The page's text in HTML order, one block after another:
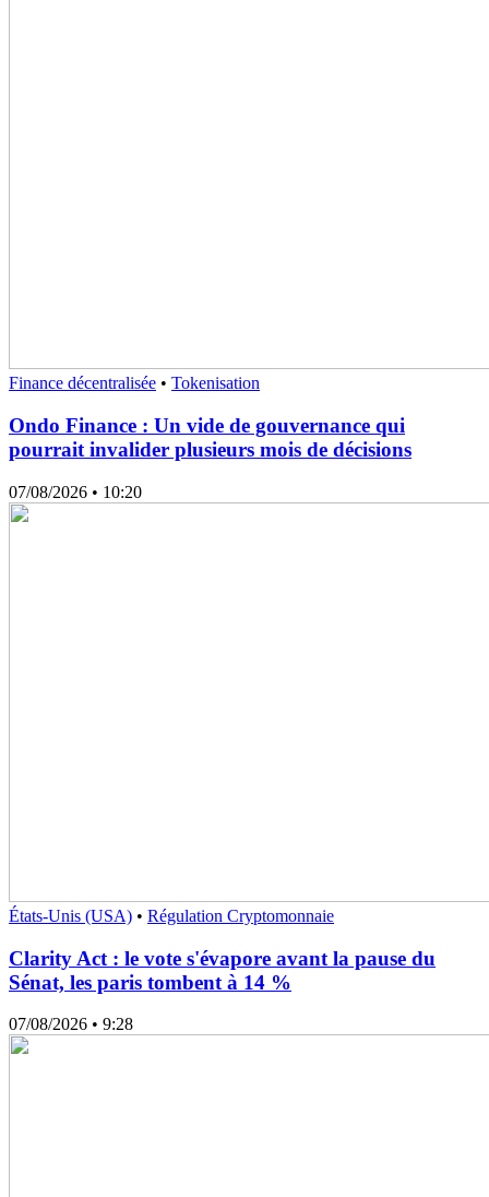
Finance décentralisée • Tokenisation
Ondo Finance : Un vide de gouvernance qui
pourrait invalider plusieurs mois de décisions
07/08/2026 • 10:20
États-Unis (USA) • Régulation Cryptomonnaie
Clarity Act : le vote s'évapore avant la pause du
Sénat, les paris tombent à 14 %
07/08/2026 • 9:28